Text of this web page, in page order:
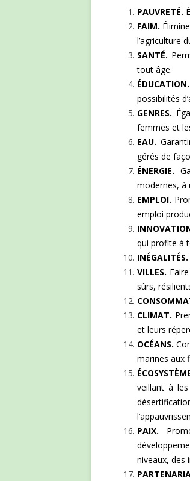
PAUVRETÉ.
FAIM.
l’agriculture
SANTÉ.
tout âge.
ÉDUCATION.
possibilités
GENRES.
femmes et
EAU.
gérés de
ÉNERGIE.
modernes, à
EMPLOI.
emploi
qui profite à
INÉGALITÉS.
VILLES.
sûrs,
CLIMAT.
et leurs
OCÉANS.
marines aux
veillant à
PAIX.
niveaux, des